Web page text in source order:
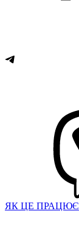
ЯК ЦЕ ПРАЦЮЄ